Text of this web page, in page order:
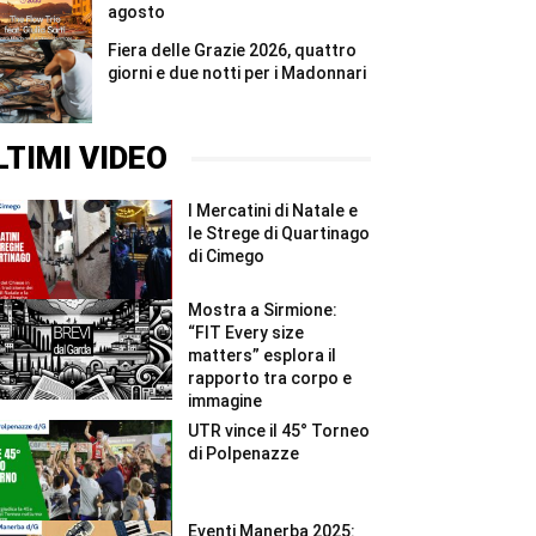
agosto
Fiera delle Grazie 2026, quattro
giorni e due notti per i Madonnari
VIDEO
I Mercatini di Natale e
le Strege di Quartinago
di Cimego
Mostra a Sirmione:
“FIT Every size
matters” esplora il
rapporto tra corpo e
immagine
UTR vince il 45° Torneo
di Polpenazze
Eventi Manerba 2025: